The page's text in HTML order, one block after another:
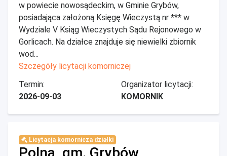
w powiecie nowosądeckim, w Gminie Grybów,
posiadająca założoną Księgę Wieczystą nr *** w
Wydziale V Ksiąg Wieczystych Sądu Rejonowego w
Gorlicach. Na działce znajduje się niewielki zbiornik
wod...
Szczegóły licytacji komorniczej
Termin:
2026-09-03
Organizator licytacji:
KOMORNIK
Licytacja komornicza działki